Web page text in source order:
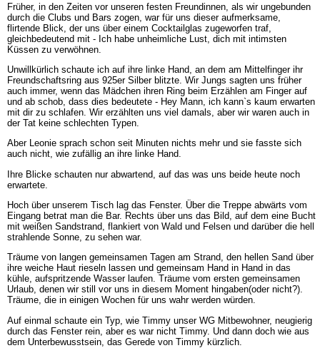
Früher, in den Zeiten vor unseren festen Freundinnen, als wir ungebunden
durch die Clubs und Bars zogen, war für uns dieser aufmerksame,
flirtende Blick, der uns über einem Cocktailglas zugeworfen traf,
gleichbedeutend mit - Ich habe unheimliche Lust, dich mit intimsten
Küssen zu verwöhnen.
Unwillkürlich schaute ich auf ihre linke Hand, an dem am Mittelfinger ihr
Freundschaftsring aus 925er Silber blitzte. Wir Jungs sagten uns früher
auch immer, wenn das Mädchen ihren Ring beim Erzählen am Finger auf
und ab schob, dass dies bedeutete - Hey Mann, ich kann`s kaum erwarten
mit dir zu schlafen. Wir erzählten uns viel damals, aber wir waren auch in
der Tat keine schlechten Typen.
Aber Leonie sprach schon seit Minuten nichts mehr und sie fasste sich
auch nicht, wie zufällig an ihre linke Hand.
Ihre Blicke schauten nur abwartend, auf das was uns beide heute noch
erwartete.
Hoch über unserem Tisch lag das Fenster. Über die Treppe abwärts vom
Eingang betrat man die Bar. Rechts über uns das Bild, auf dem eine Bucht
mit weißen Sandstrand, flankiert von Wald und Felsen und darüber die hell
strahlende Sonne, zu sehen war.
Träume von langen gemeinsamen Tagen am Strand, den hellen Sand über
ihre weiche Haut rieseln lassen und gemeinsam Hand in Hand in das
kühle, aufspritzende Wasser laufen. Träume vom ersten gemeinsamen
Urlaub, denen wir still vor uns in diesem Moment hingaben(oder nicht?).
Träume, die in einigen Wochen für uns wahr werden würden.
Auf einmal schaute ein Typ, wie Timmy unser WG Mitbewohner, neugierig
durch das Fenster rein, aber es war nicht Timmy. Und dann doch wie aus
dem Unterbewusstsein, das Gerede von Timmy kürzlich.